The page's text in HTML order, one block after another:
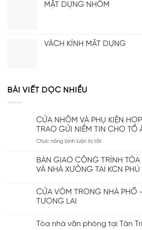
MẶT DỰNG NHÔM
VÁCH KÍNH MẶT DỰNG
BÀI VIẾT DỌC NHIỀU
CỬA NHÔM VÀ PHỤ KIỆN
TRAO GỬI NIỀM TIN CHO TỔ
Chức năng bình luận bị tắtở
NHÔM
VÀ
PHỤ
HOPO
TRAO
BÀN GIAO CÔNG TRÌNH TÒA
VÀ NHÀ XƯỞNG TẠI KCN
CỬA VÒM TRONG NHÀ PHỐ
TƯƠNG LAI
Tòa nhà văn phòng tại Tân